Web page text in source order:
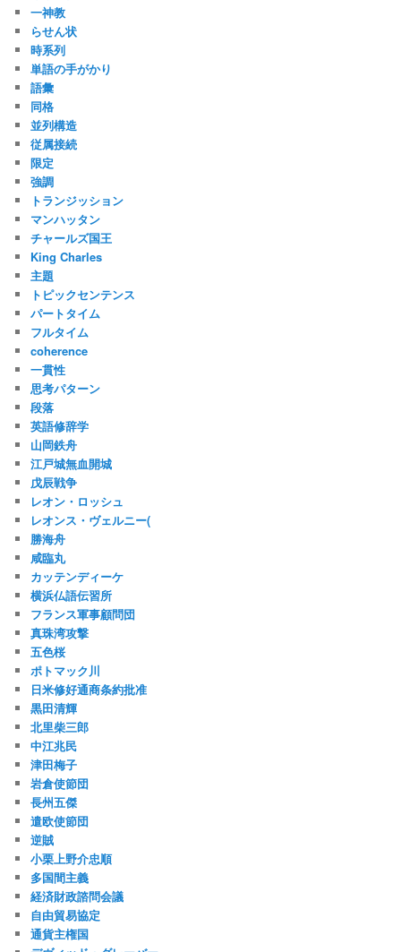
一神教
らせん状
時系列
単語の手がかり
語彙
同格
並列構造
従属接続
限定
強調
トランジッション
マンハッタン
チャールズ国王
King Charles
主題
トピックセンテンス
パートタイム
フルタイム
coherence
一貫性
思考パターン
段落
英語修辞学
山岡鉄舟
江戸城無血開城
戊辰戦争
レオン・ロッシュ
レオンス・ヴェルニー(
勝海舟
咸臨丸
カッテンディーケ
横浜仏語伝習所
フランス軍事顧問団
真珠湾攻撃
五色桜
ポトマック川
日米修好通商条約批准
黒田清輝
北里柴三郎
中江兆民
津田梅子
岩倉使節団
長州五傑
遣欧使節団
逆賊
小栗上野介忠順
多国間主義
経済財政諮問会議
自由貿易協定
通貨主権国